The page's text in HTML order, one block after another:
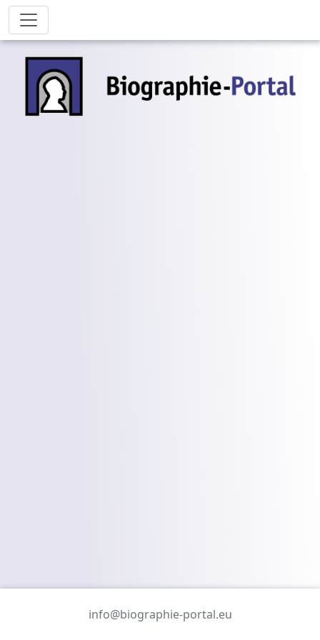
info@biographie-portal.eu